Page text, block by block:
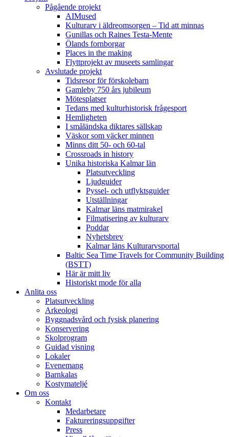
Pågående projekt
AIMused
Kulturarv i äldreomsorgen – Tid att minnas
Gunillas och Raines Testa-Mente
Ölands fornborgar
Places in the making
Flyttprojekt av museets samlingar
Avslutade projekt
Tidsresor för förskolebarn
Gamleby 750 års jubileum
Mötesplatser
Tedans med kulturhistorisk frågesport
Hemligheten
I småländska diktares sällskap
Väskor som väcker minnen
Minns ditt 50- och 60-tal
Crossroads in history
Unika historiska Kalmar län
Platsutveckling
Ljudguider
Pyssel- och utflyktsguider
Utställningar
Kalmar läns matmirakel
Filmatisering av kulturarv
Poddar
Nyhetsbrev
Kalmar läns Kulturarvsportal
Baltic Sea Time Travels for Community Building
(BSTT)
Här är mitt liv
Historiskt mode för alla
Anlita oss
Platsutveckling
Arkeologi
Byggnadsvård och fysisk planering
Konservering
Skolprogram
Guidad visning
Lokaler
Evenemang
Barnkalas
Kostymateljé
Om oss
Kontakt
Medarbetare
Faktureringsuppgifter
Press